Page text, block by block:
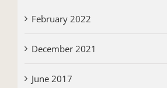
February 2022
December 2021
June 2017